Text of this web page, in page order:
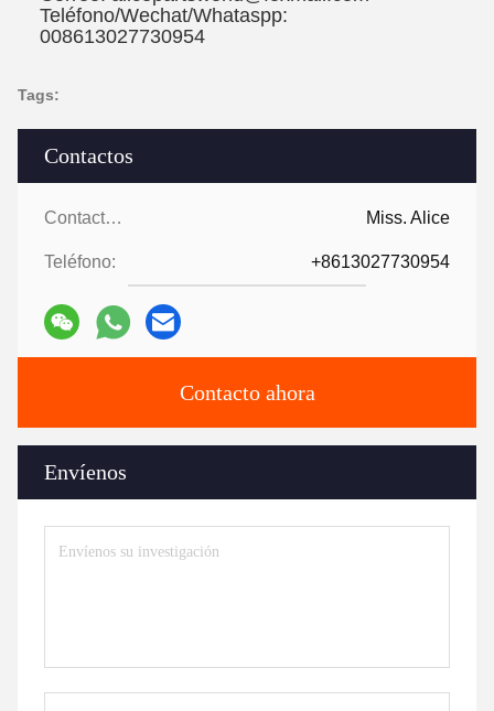
Contactos
Contactos: Miss. Alice
Teléfono: +8613027730954
Contacto ahora
Envíenos
Teléfono/Wechat/Whataspp:
008613027730954
Tags: